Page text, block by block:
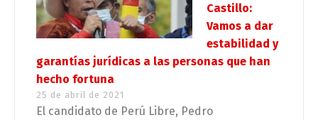
Castillo:
Vamos a dar
estabilidad y
garantías jurídicas a las personas que han
hecho fortuna
25 de abril de 2021
El candidato de Perú Libre, Pedro